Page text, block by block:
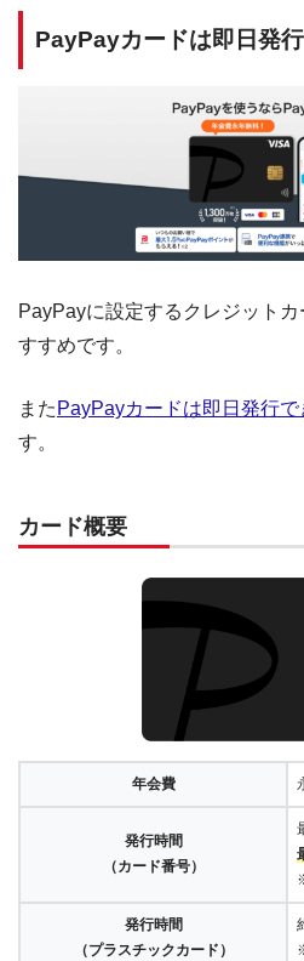
PayPayカードは即日発
PayPayに設定するクレジットカ
すすめです。
また PayPayカードは即日発行で
す。
カード概要
年会費
発行時間
（カード番号）
発行時間
（プラスチックカード）